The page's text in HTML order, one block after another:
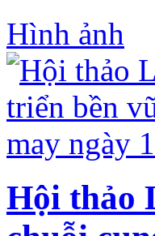
Hình ảnh
Hội thảo